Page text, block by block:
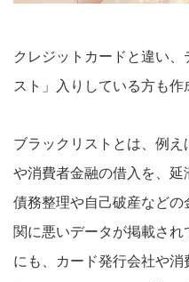
クレジットカードと違い
スト」入りしている方も作
ブラックリストとは、例
や消費者金融の借入を、
債務整理や自己破産など
関に悪いデータが掲載さ
にも、カード発行会社や